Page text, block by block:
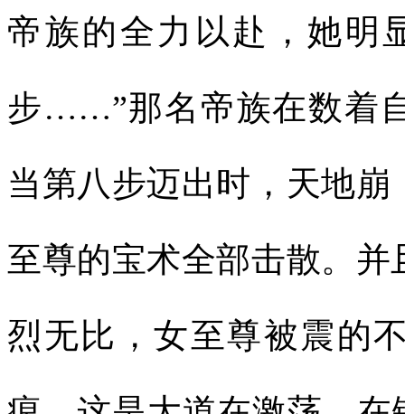
帝族的全力以赴，她明
步……”那名帝族在数着
当第八步迈出时，天地
至尊的宝术全部击散。
烈无比，女至尊被震的